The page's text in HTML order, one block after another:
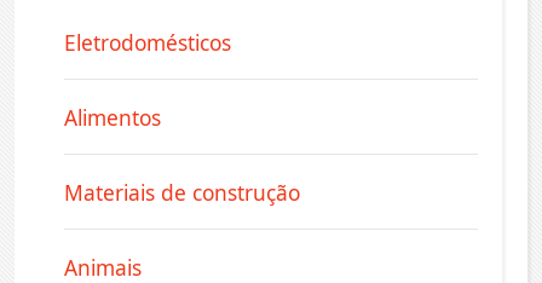
Eletrodomésticos
Alimentos
Materiais de construção
Animais